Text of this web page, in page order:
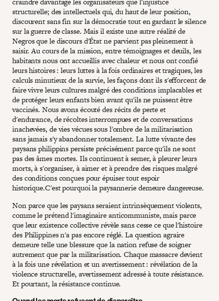
structurelle; des intellectuels qui, du haut de leur position,
discourent sans fin sur la démocratie tout en gardant le silence
sur la guerre de classe. Mais il existe une autre réalité de
Negros que le discours d'État ne parvient pas pleinement à
saisir. Au cours de la mission, entre témoignages et deuils, les
habitants nous ont accueillis avec chaleur et nous ont confié
leurs histoires : leurs luttes à la fois ordinaires et tragiques, les
calculs minutieux de la survie, les façons dont ils s'efforcent de
faire vivre leurs cultures malgré des conditions implacables et
de protéger leurs enfants bien avant qu'ils ne puissent être
vaccinés. Nous avons écouté des récits de perte et
d'endurance, de récoltes interrompues et de conversations
inachevées, de vies vécues sous l'ombre de la militarisation
sans jamais s'y abandonner totalement. La lutte vivante des
paysans philippins persiste précisément parce qu'ils ne sont
pas des âmes mortes. Ils continuent à semer, à pleurer leurs
morts, à s'organiser, à aimer et à prendre des risques malgré
des conditions conçues pour épuiser tout espoir
historique.C'est pourquoi la paysannerie demeure dangereuse.
Non parce que les paysans seraient intrinsèquement violents,
comme le prétend l'imaginaire anticommuniste, mais parce
que leur existence collective révèle sans cesse ce que l'histoire
des Philippines n'a pas encore réglé. La question agraire
demeure telle une blessure que la nation refuse de soigner
autrement que par la militarisation. Chaque massacre devient
à la fois une révélation et un avertissement : révélation de la
violence structurelle, avertissement adressé à toute résistance.
Et pourtant, la résistance continue.